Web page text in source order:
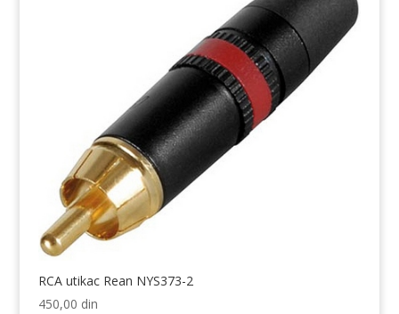
RCA utikac Rean NYS373-2
450,00 din